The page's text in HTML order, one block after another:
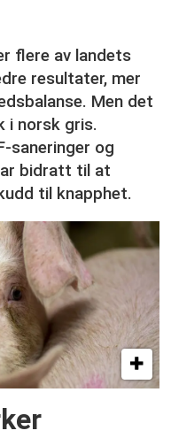
flere av landets
resultater, mer
Men det
i norsk gris.
saneringer og
bidratt til at
til knapphet.